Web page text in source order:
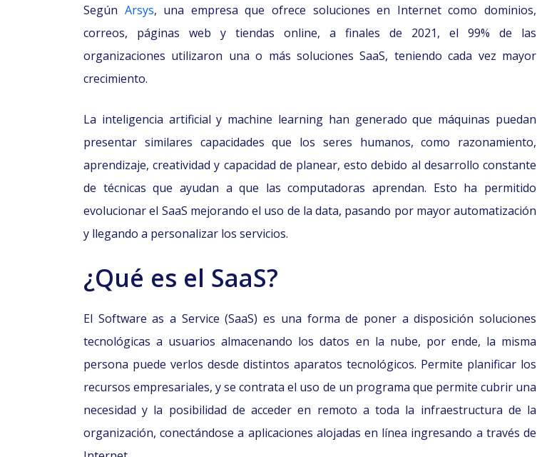
Según Arsys, una empresa que ofrece soluciones en Internet como dominios,
correos, páginas web y tiendas online, a finales de 2021, el 99% de las
organizaciones utilizaron una o más soluciones SaaS, teniendo cada vez mayor
crecimiento.
La inteligencia artificial y machine learning han generado que máquinas puedan
presentar similares capacidades que los seres humanos, como razonamiento,
aprendizaje, creatividad y capacidad de planear, esto debido al desarrollo constante
de técnicas que ayudan a que las computadoras aprendan. Esto ha permitido
evolucionar el SaaS mejorando el uso de la data, pasando por mayor automatización
y llegando a personalizar los servicios.
¿Qué es el SaaS?
El Software as a Service (SaaS) es una forma de poner a disposición soluciones
tecnológicas a usuarios almacenando los datos en la nube, por ende, la misma
persona puede verlos desde distintos aparatos tecnológicos. Permite planificar los
recursos empresariales, y se contrata el uso de un programa que permite cubrir una
necesidad y la posibilidad de acceder en remoto a toda la infraestructura de la
organización, conectándose a aplicaciones alojadas en línea ingresando a través de